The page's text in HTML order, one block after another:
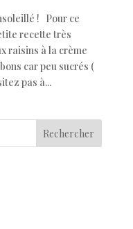
! Pour ce
recette très
raisins à la crème
car peu sucrés (
pas à...
Rechercher